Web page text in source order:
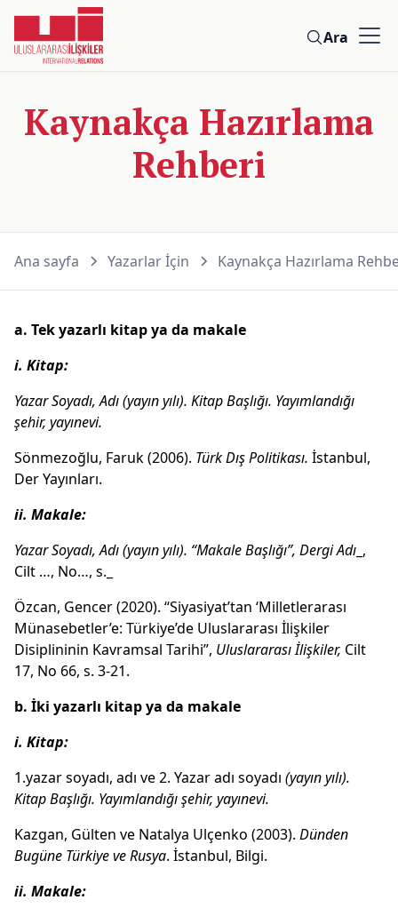
Ara
Kaynakça Hazırlama
Rehberi
Ana sayfa Yazarlar İçin Kaynakça Hazırlama
a. Tek yazarlı kitap ya da makale
i. Kitap:
Yazar Soyadı, Adı (yayın yılı). Kitap Başlığı. Yayımlandığı
şehir, yayınevi.
Sönmezoğlu, Faruk (2006). Türk Dış Politikası. İstanbul,
Der Yayınları.
ii. Makale:
Yazar Soyadı, Adı (yayın yılı). “Makale Başlığı”, Dergi Adı _,
Cilt …, No…, s._
Özcan, Gencer (2020). “Siyasiyat’tan ‘Milletlerarası
Münasebetler’e: Türkiye’de Uluslararası İlişkiler
Disiplininin Kavramsal Tarihi”, Uluslararası İlişkiler, Cilt
17, No 66, s. 3-21.
b. İki yazarlı kitap ya da makale
i. Kitap:
1.yazar soyadı, adı ve 2. Yazar adı soyadı (yayın yılı).
Kitap Başlığı. Yayımlandığı şehir, yayınevi.
Kazgan, Gülten ve Natalya Ulçenko (2003). Dünden
Bugüne Türkiye ve Rusya. İstanbul, Bilgi.
ii. Makale: